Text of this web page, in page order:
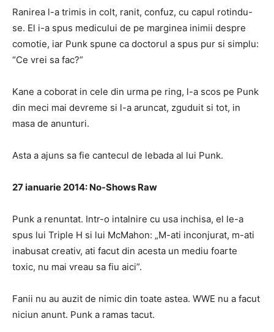
Ranirea l-a trimis in colt, ranit, confuz, cu capul rotindu-
se. El i-a spus medicului de pe marginea inimii despre
comotie, iar Punk spune ca doctorul a spus pur si simplu:
“Ce vrei sa fac?”
Kane a coborat in ​​cele din urma pe ring, l-a scos pe Punk
din meci mai devreme si l-a aruncat, zguduit si tot, in
masa de anunturi.
Asta a ajuns sa fie cantecul de lebada al lui Punk.
27 ianuarie 2014: No-Shows Raw
Punk a renuntat. Intr-o intalnire cu usa inchisa, el le-a
spus lui Triple H si lui McMahon: „M-ati inconjurat, m-ati
inabusat creativ, ati facut din acesta un mediu foarte
toxic, nu mai vreau sa fiu aici”.
Fanii nu au auzit de nimic din toate astea. WWE nu a facut
niciun anunt. Punk a ramas tacut.